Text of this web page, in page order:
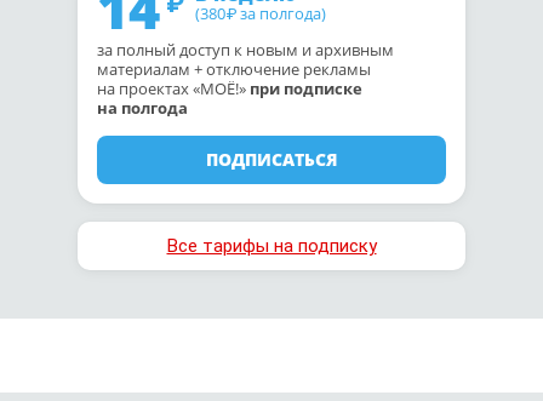
(380₽ за полгода)
за полный доступ к новым и архивным
материалам + отключение рекламы
на проектах «МОЁ!» при подписке
на полгода
ПОДПИСАТЬСЯ
Все тарифы на подписку